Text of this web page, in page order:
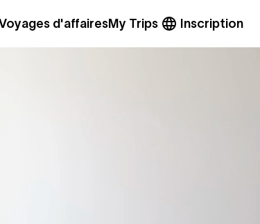
d'affairesMy Trips Inscription